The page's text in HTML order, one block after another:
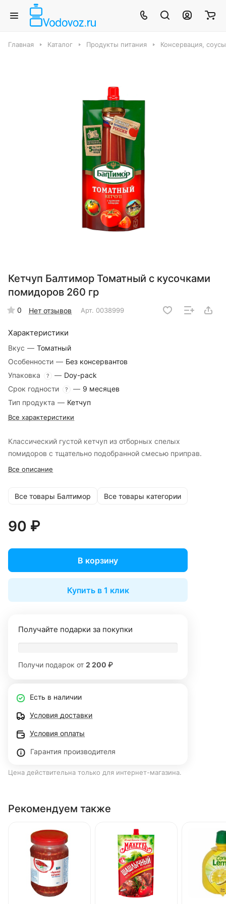
Главная Каталог Продукты питания Консервация,
Кетчуп Балтимор Томатный с кусочками
помидоров 260 гр
0 Нет отзывов Арт. 0038999
Характеристики
Вкус — Томатный
Особенности — Без консервантов
Упаковка
? — Doy-pack
Срок годности
? — 9 месяцев
Тип продукта — Кетчуп
Все характеристики
Классический густой кетчуп из отборных спелых
помидоров с тщательно подобранной смесью приправ.
Все описание
Все товары Балтимор Все товары категории
90 ₽
В корзину
Купить в 1 клик
Получайте подарки за покупки
Получи подарок от 2 200 ₽
Есть в наличии
Условия доставки
Условия оплаты
Гарантия производителя
Цена действительна только для интернет-магазина.
Рекомендуем также